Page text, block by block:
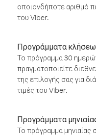
οποιονδήποτε αριθμό
του Viber.
Προγράμματα
Το πρόγραμμα 30
πραγματοποιείτε
της επιλογής σας για
τιμές του Viber.
Προγράμματα
Το πρόγραμμα